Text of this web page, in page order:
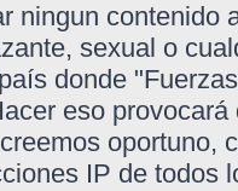
ningun contenido
sexual o
donde
eso
oportuno,
IP de todos